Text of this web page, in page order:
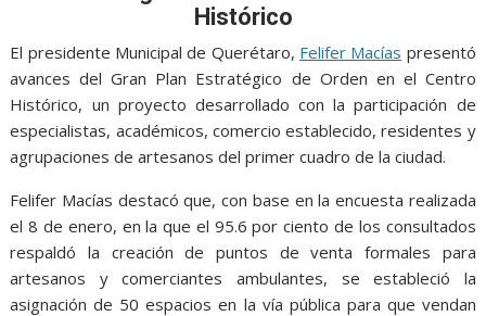
o
k
p
p
g
er
m
Histórico
El presidente Municipal de Querétaro, Felifer Macías presentó
avances del Gran Plan Estratégico de Orden en el Centro
Histórico, un proyecto desarrollado con la participación de
especialistas, académicos, comercio establecido, residentes y
agrupaciones de artesanos del primer cuadro de la ciudad.
Felifer Macías destacó que, con base en la encuesta realizada
el 8 de enero, en la que el 95.6 por ciento de los consultados
respaldó la creación de puntos de venta formales para
artesanos y comerciantes ambulantes, se estableció la
asignación de 50 espacios en la vía pública para que vendan